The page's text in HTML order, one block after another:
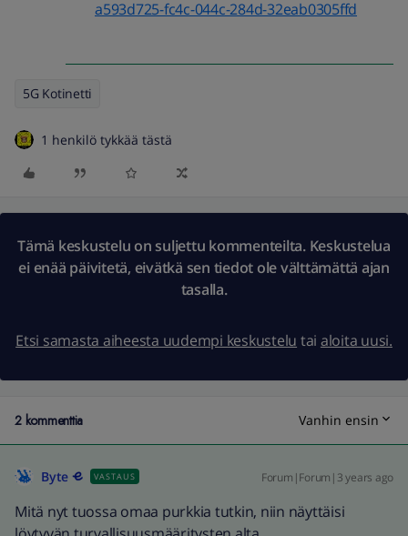
a593d725-fc4c-044c-284d-32eab0305ffd
5G Kotinetti
1 henkilö tykkää tästä
Tämä keskustelu on suljettu kommenteilta. Keskustelua
ei enää päivitetä, eivätkä sen tiedot ole välttämättä ajan
tasalla.
Etsi samasta aiheesta uudempi keskustelu tai aloita uusi.
2 kommenttia Vanhin ensin
Byte VASTAUS Forum|Forum|3 years ago
Mitä nyt tuossa omaa purkkia tutkin, niin näyttäisi